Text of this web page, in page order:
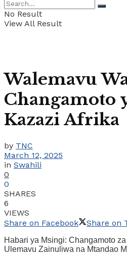
No Result
View All Result
Walemavu
Changamoto
Kazazi Afrika
by TNC
March 12, 2025
in Swahili
0
0
SHARES
6
VIEWS
Share on Facebook
Share on
Habari ya Msingi: Changamoto
Ulemavu Zainuliwa na Mtandao